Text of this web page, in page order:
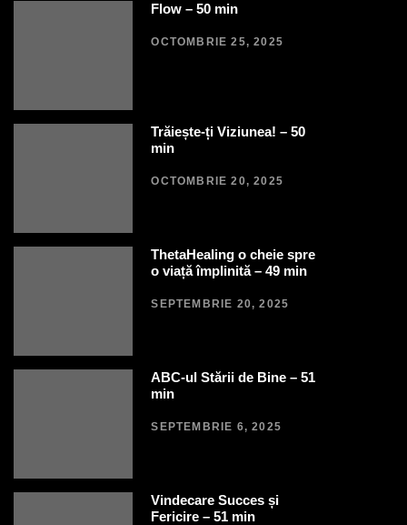
Flow – 50 min
OCTOMBRIE 25, 2025
Trăiește-ți Viziunea! – 50
min
OCTOMBRIE 20, 2025
ThetaHealing o cheie spre
o viață împlinită – 49 min
SEPTEMBRIE 20, 2025
ABC-ul Stării de Bine – 51
min
SEPTEMBRIE 6, 2025
Vindecare Succes și
Fericire – 51 min